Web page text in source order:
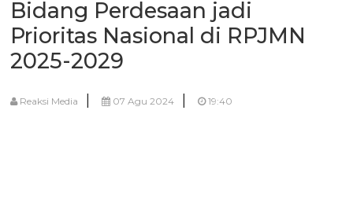
Bidang Perdesaan jadi
Prioritas Nasional di RPJMN
2025-2029
Reaksi Media | 07 Agu 2024 | 19:40